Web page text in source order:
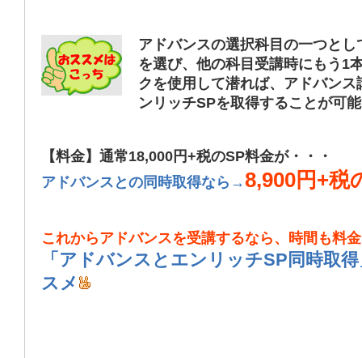
アドバンスの選択科目の一つとし
を選び、他の科目受講時にもう1
クを使用して潜れば、アドバンス
ンリッチSPを取得することが可
【料金】通常18,000円+税のSP料金が・・・
アドバンスとの同時取得なら→8,900円+税
これからアドバンスを受講するなら、時間も料
「アドバンスとエンリッチSP同時取
スメ